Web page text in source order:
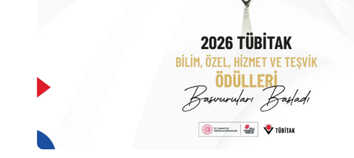
Sayılarla TÜBİTAK
Hizmet Envanterleri
Kurumsal Kimlik
Geçmiş Yıllarda Ödül Alanlar
Çok Taraflı Programlar
AB Çerçeve Programları
Bursa Test ve Analiz Laboratuvarı
Ulusal Akademik Ağ ve Bilgi Merkezi
(ULAKBİM)